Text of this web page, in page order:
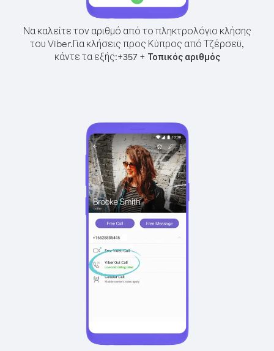
Να καλείτε τον αριθμό από το πληκτρολόγιο κλήσης
του Viber.Για κλήσεις προς Κύπρος από Τζέρσεϋ,
κάντε τα εξής:+357+ Τοπικός αριθμός